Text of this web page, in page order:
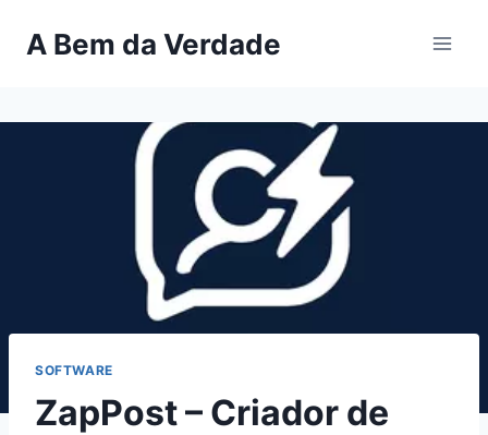
paraA Bem da Verdade
SOFTWARE
ZapPost – Criador de